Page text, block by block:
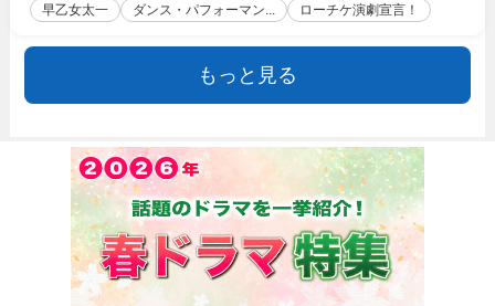
早乙女太一 ダンス・パフォーマン... ローチケ演劇宣言！
もっと見る